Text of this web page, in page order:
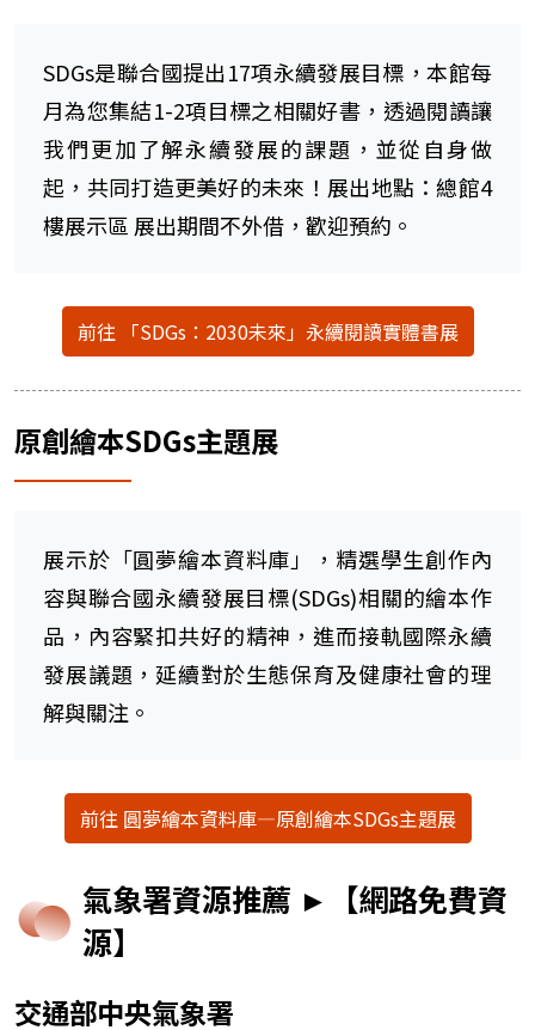
SDGs是聯合國提出17項永續發展目標，本館每
月為您集結1-2項目標之相關好書，透過閱讀讓
我們更加了解永續發展的課題，並從自身做
起，共同打造更美好的未來！展出地點：總館4
樓展示區 展出期間不外借，歡迎預約。
前往 「SDGs：2030未來」永續閱讀實體書展
原創繪本SDGs主題展
展示於「圓夢繪本資料庫」，精選學生創作內
容與聯合國永續發展目標(SDGs)相關的繪本作
品，內容緊扣共好的精神，進而接軌國際永續
發展議題，延續對於生態保育及健康社會的理
解與關注。
前往 圓夢繪本資料庫—原創繪本SDGs主題展
氣象署資源推薦 ►【網路免費資
源】
交通部中央氣象署